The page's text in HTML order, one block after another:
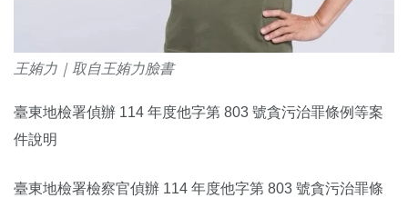
王姷力｜取自王姷力臉書
臺東地檢署偵辦 114 年度他字第 803 號貪污治罪條例等案
件說明
臺東地檢署檢察官偵辦 114 年度他字第 803 號貪污治罪條